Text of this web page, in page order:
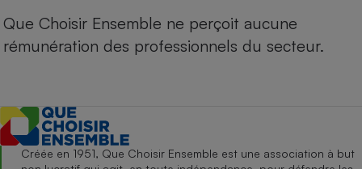
Que Choisir Ensemble ne perçoit aucune
rémunération des professionnels du secteur.
Créée en 1951, Que Choisir Ensemble est une association à but